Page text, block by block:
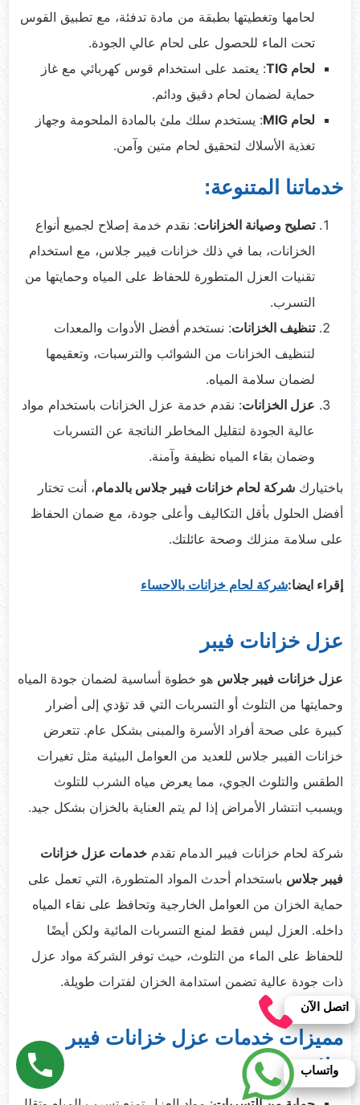
لحامها وتغطيتها بطبقة من مادة تدفئة، مع تطبيق القوس
تحت الماء للحصول على لحام عالي الجودة.
لحام TIG
: يعتمد على استخدام قوس كهربائي مع غاز
حماية لضمان لحام دقيق ودائم.
لحام MIG
: يستخدم سلك ملئ بالمادة الملحومة وجهاز
تغذية الأسلاك لتحقيق لحام متين وآمن.
خدماتنا المتنوعة:
تصليح وصيانة الخزانات: نقدم خدمة إصلاح لجميع أنواع
الخزانات، بما في ذلك خزانات فيبر جلاس، مع استخدام
تقنيات العزل المتطورة للحفاظ على المياه وحمايتها من
التسرب.
تنظيف الخزانات: نستخدم أفضل الأدوات والمعدات
لتنظيف الخزانات من الشوائب والترسبات، وتعقيمها
لضمان سلامة المياه.
عزل الخزانات: نقدم خدمة عزل الخزانات باستخدام مواد
عالية الجودة لتقليل المخاطر الناتجة عن التسربات
وضمان بقاء المياه نظيفة وآمنة.
باختيارك شركة لحام خزانات فيبر جلاس بالدمام، أنت تختار
أفضل الحلول بأقل التكاليف وأعلى جودة، مع ضمان الحفاظ
على سلامة منزلك وصحة عائلتك.
إقراء ايضا:شركة لحام خزانات بالاحساء
عزل خزانات فيبر
عزل خزانات فيبر جلاس هو خطوة أساسية لضمان جودة المياه
وحمايتها من التلوث أو التسربات التي قد تؤدي إلى أضرار
كبيرة على صحة أفراد الأسرة والمبنى بشكل عام. تتعرض
خزانات الفيبر جلاس للعديد من العوامل البيئية مثل تغيرات
الطقس والتلوث الجوي، مما يعرض مياه الشرب للتلوث
ويسبب انتشار الأمراض إذا لم يتم العناية بالخزان بشكل جيد.
شركة لحام خزانات فيبر الدمام تقدم خدمات عزل خزانات
فيبر جلاس باستخدام أحدث المواد المتطورة، التي تعمل على
حماية الخزان من العوامل الخارجية وتحافظ على نقاء المياه
داخله. العزل ليس فقط لمنع التسربات المائية ولكن أيضًا
للحفاظ على الماء من التلوث، حيث توفر الشركة مواد عزل
ذات جودة عالية تضمن استدامة الخزان لفترات طويلة.
مميزات خدمات عزل خزانات فيبر
جلاس:
واتساب
اتصل الآن